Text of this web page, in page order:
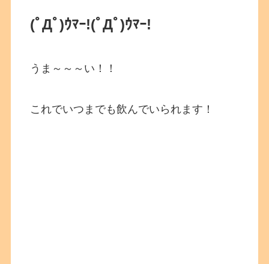
(ﾟДﾟ)ｳﾏｰ!(ﾟДﾟ)ｳﾏｰ!
うま～～～い！！
これでいつまでも飲んでいられます！